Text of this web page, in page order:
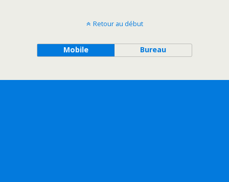
Retour au début
Mobile Bureau